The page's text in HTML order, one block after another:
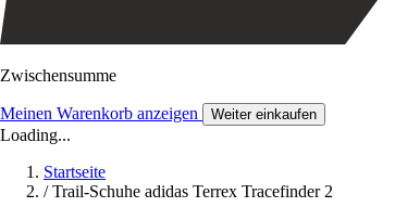
Zwischensumme
Meinen Warenkorb anzeigen Weiter einkaufen
Loading...
Startseite
/ Trail-Schuhe adidas Terrex Tracefinder 2